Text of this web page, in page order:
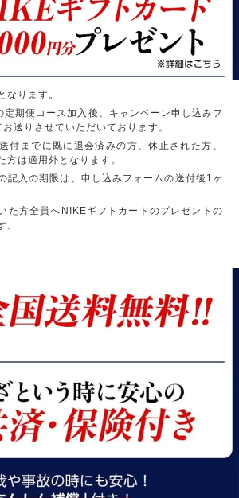
なります。
期便コース加入後、キャンペーン申し込みフ
送りさせていただいております。
付までに既に退会済みの方、休止された方、
方は適用外となります。
記入の期限は、申し込みフォームの送付後1ヶ
た方全員へNIKEギフトカードのプレゼントの
。